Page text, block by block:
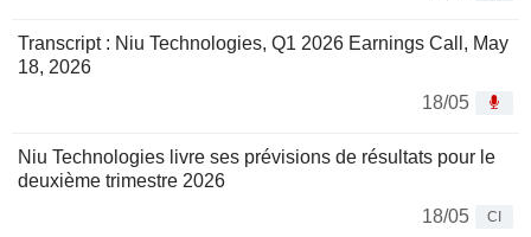
Transcript : Niu Technologies, Q1 2026 Earnings Call, May
18, 2026
18/05
Niu Technologies livre ses prévisions de résultats pour le
deuxième trimestre 2026
18/05
CI